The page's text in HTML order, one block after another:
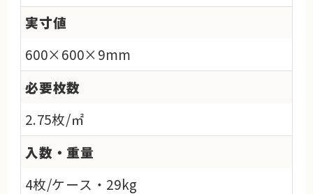
実寸値
600×600×9mm
必要枚数
2.75枚/㎡
入数・重量
4枚/ケース・29kg